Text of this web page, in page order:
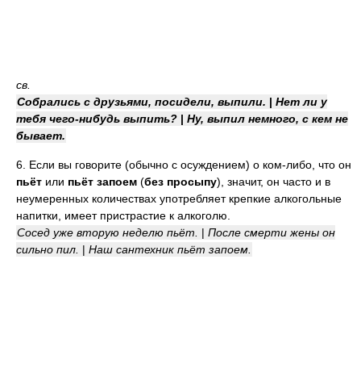
св.
Собрались с друзьями, посидели, выпили. | Нет ли у
тебя чего-нибудь выпить? | Ну, выпил немного, с кем не
бывает.
6. Если вы говорите (обычно с осуждением) о ком-либо, что он
пьёт или пьёт запоем (без просыпу), значит, он часто и в
неумеренных количествах употребляет крепкие алкогольные
напитки, имеет пристрастие к алкоголю.
Сосед уже вторую неделю пьёт.
| После смерти жены он
сильно пил. | Наш сантехник пьёт запоем.